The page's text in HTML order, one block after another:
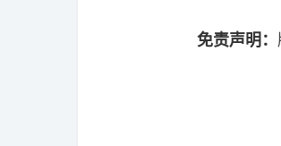
免责声明：